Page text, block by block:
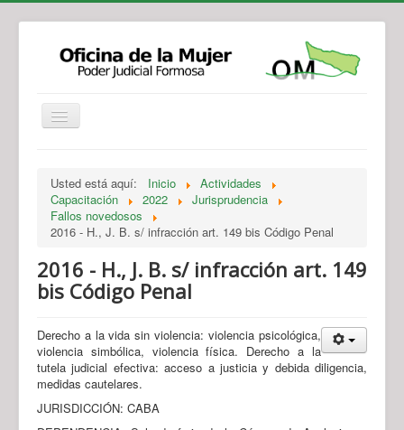
Legislación
Novedades
Recursos y Servicios de Atención
Usted está aquí: Inicio
Actividades
Capacitación
2022
Jurisprudencia
Fallos novedosos
2016 - H., J. B. s/ infracción art. 149 bis Código Penal
2016 - H., J. B. s/ infracción art. 149
bis Código Penal
Derecho a la vida sin violencia: violencia psicológica,
violencia simbólica, violencia física. Derecho a la
tutela judicial efectiva: acceso a justicia y debida diligencia,
medidas cautelares.
JURISDICCIÓN: CABA